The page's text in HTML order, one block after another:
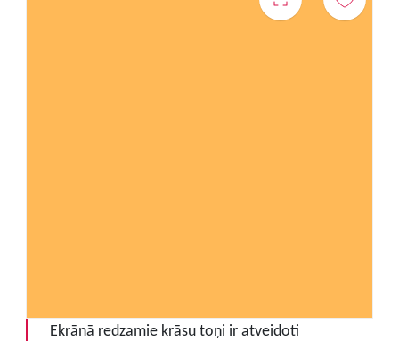
Ekrānā redzamie krāsu toņi ir atveidoti